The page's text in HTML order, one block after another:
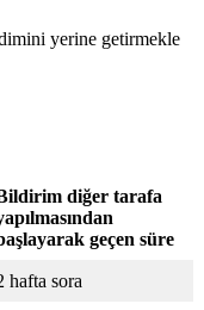
yerine getirmekle
diğer tarafa
geçen süre
hafta sora